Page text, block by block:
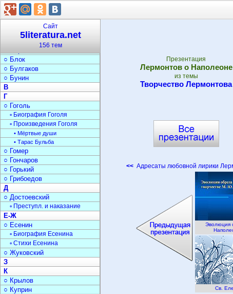
Презентация
Лермонтов о Наполеоне
из темы
Творчество Лермонтова
<< Адресаты любовной лирики
Эволюция
Св.
Сайт
5literatura.net
156 тем
○ Андерсен
○ Андреев
○ Блок
○ Булгаков
○ Бунин
В
Г
○ Гоголь
▫ Биография Гоголя
▫ Произведения Гоголя
• Мёртвые души
• Тарас Бульба
○ Гомер
○ Гончаров
○ Горький
○ Грибоедов
Д
○ Достоевский
▫ Преступл. и наказание
Е-Ж
○ Есенин
▫ Биография Есенина
▫ Стихи Есенина
○ Жуковский
З
К
○ Крылов
○ Куприн